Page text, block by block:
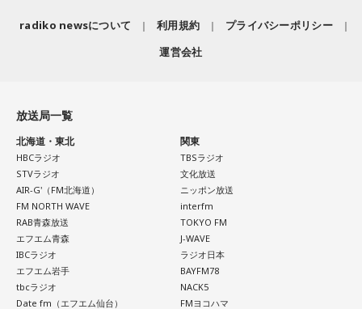
■パーソナリティ：中島健人
kenty@allnightnippon.com
た世界最大級の音楽フェスティバル「SXSW（サウス・バイ・
サウスウエスト）」の出演や中国ツアーの開催など、海外で
そして、今秋には初のアジアツアーの開催が決定していま
す。
遠山：僕は「惡の華」が好きで、（テレビドラマ版ではW主
演の）あのちゃんと鈴木福くんがめちゃくちゃ素晴らしかっ
たですけど、そういうドラマの音楽って、どう作っていく
の？
ほのか：私も今回初めて関わらせてもらったんですけど、今
まで作ってきたライブでやる曲やバンドでやる曲の作り方と
は全然違って……ドラマの映像にいかに没頭させるかが重要と
radiko newsについて 利用規約
プライバシーポリシー
運営会社
放送局一覧
北海道・東北
HBCラジオ
STVラジオ
AIR-G'（FM北海道）
FM NORTH WAVE
RAB青森放送
エフエム青森
IBCラジオ
エフエム岩手
tbcラジオ
Date fm（エフエム仙台）
関東
TBSラジオ
文化放送
ニッポン放送
interfm
TOKYO FM
J-WAVE
ラジオ日本
BAYFM78
NACK5
FMヨコハマ